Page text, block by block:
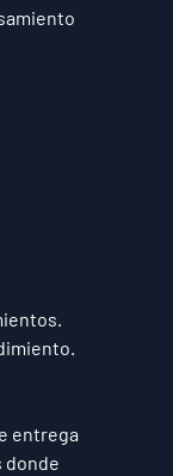
entrega
donde